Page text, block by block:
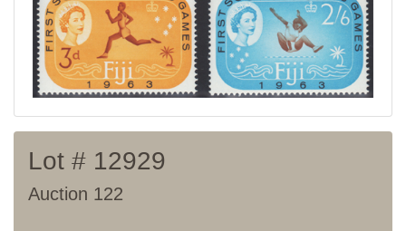
Lot # 12929
Auction 122